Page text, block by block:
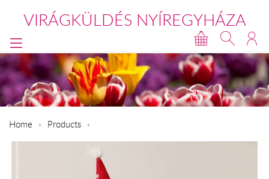
VIRÁGKÜLDÉS NYÍREGYHÁZA
Home Products